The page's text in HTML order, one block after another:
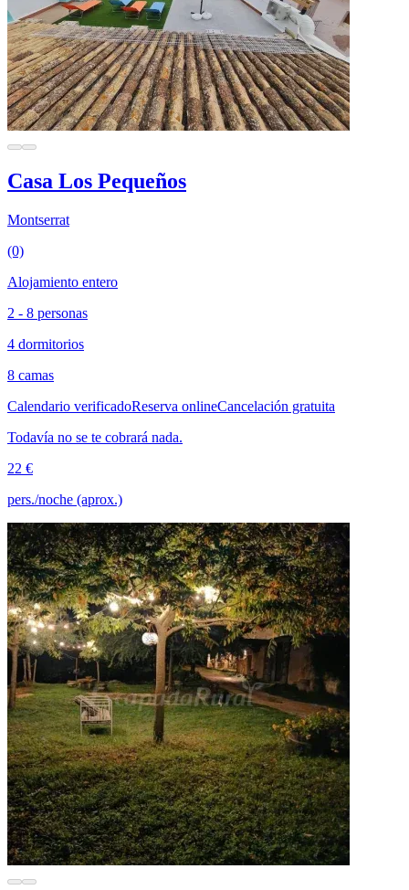
Casa Los Pequeños
Montserrat
(0)
Alojamiento entero
2 - 8 personas
4 dormitorios
8 camas
Calendario verificadoReserva onlineCancelación gratuita
Todavía no se te cobrará nada.
22 €
pers./noche (aprox.)